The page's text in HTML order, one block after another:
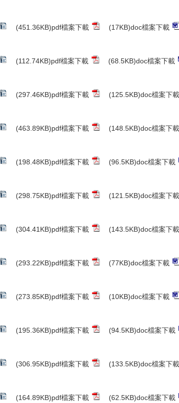
(451.36KB)pdf檔案下載 (17KB)doc檔案下載
(112.74KB)pdf檔案下載 (68.5KB)doc檔案下載
(297.46KB)pdf檔案下載 (125.5KB)doc檔案下載
(463.89KB)pdf檔案下載 (148.5KB)doc檔案下載
(198.48KB)pdf檔案下載 (96.5KB)doc檔案下載
(298.75KB)pdf檔案下載 (121.5KB)doc檔案下載
(304.41KB)pdf檔案下載 (143.5KB)doc檔案下載
(293.22KB)pdf檔案下載 (77KB)doc檔案下載
(273.85KB)pdf檔案下載 (10KB)doc檔案下載
(195.36KB)pdf檔案下載 (94.5KB)doc檔案下載
(306.95KB)pdf檔案下載 (133.5KB)doc檔案下載
(164.89KB)pdf檔案下載 (62.5KB)doc檔案下載